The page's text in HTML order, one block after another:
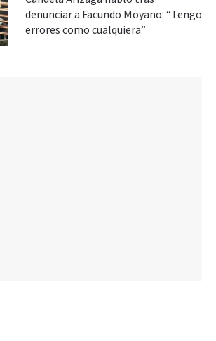
denunciar a Facundo Moyano: “Tengo
errores como cualquiera”